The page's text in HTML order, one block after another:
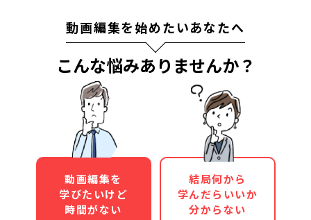
動画編集を始めたいあなたへ
こんな悩みありませんか？
動画編集を
学びたいけど
時間がない
結局何から
学んだらいいか
分からない